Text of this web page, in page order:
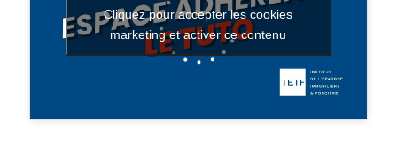
Cliquez pour accepter les cookies
marketing et activer ce contenu